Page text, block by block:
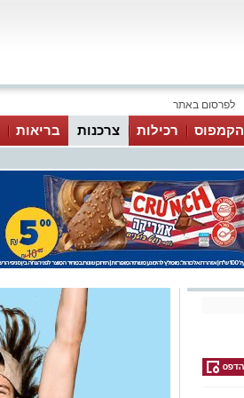
לפרסום באתר
הקמפוס רכילות צרכנות בריאות